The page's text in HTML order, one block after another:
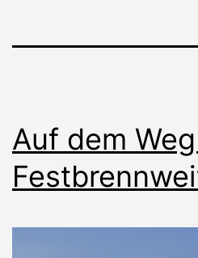
Auf dem